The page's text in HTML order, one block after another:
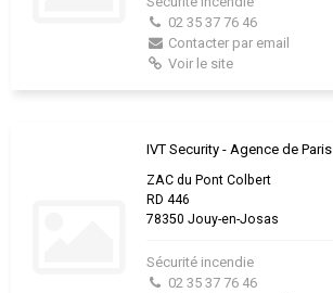
02 35 37 76 46
Contacter par email
Voir le site
IVT Security - Agence de Paris
ZAC du Pont Colbert
RD 446
78350 Jouy-en-Josas
Sécurité incendie
02 35 37 76 46